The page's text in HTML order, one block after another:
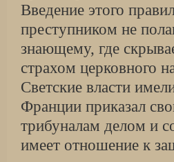
Введение этого
преступником не
знающему, где
страхом церковного
Светские власти
Франции приказал
трибуналам делом и
имеет отношение к